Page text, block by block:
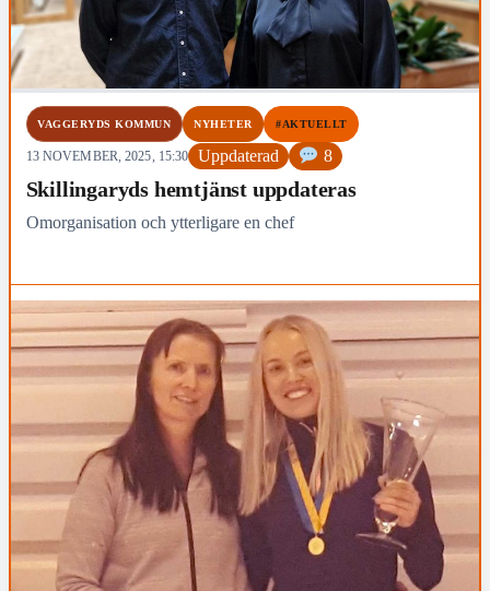
VAGGERYDS KOMMUN NYHETER #AKTUELLT
13 NOVEMBER, 2025, 15:30 Uppdaterad 8
Skillingaryds hemtjänst uppdateras
Omorganisation och ytterligare en chef